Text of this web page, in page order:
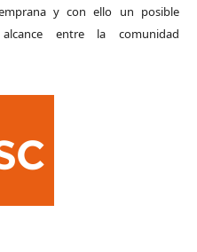
y con ello un posible
entre la comunidad